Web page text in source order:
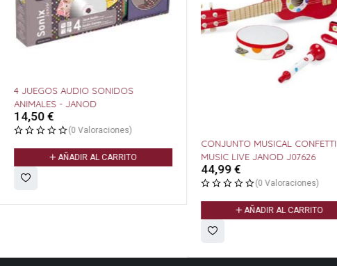
4 JUEGOS AUDIO SONIDOS
ANIMALES - JANOD
14,50 €
(0 Valoraciones)
AÑADIR AL CARRITO
CONJUNTO MUSICAL CONFETTI
MUSIC LIVE JANOD J07626
44,99 €
(0 Valoraciones)
AÑADIR AL CARRITO